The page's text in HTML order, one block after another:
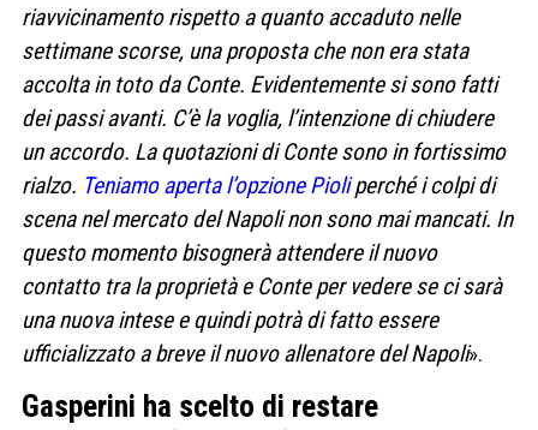
riavvicinamento rispetto a quanto accaduto nelle
settimane scorse, una proposta che non era stata
accolta in toto da Conte. Evidentemente si sono fatti
dei passi avanti. C’è la voglia, l’intenzione di chiudere
un accordo. La quotazioni di Conte sono in fortissimo
rialzo. Teniamo aperta l’opzione Pioliperché i colpi di
scena nel mercato del Napoli non sono mai mancati. In
questo momento bisognerà attendere il nuovo
contatto tra la proprietà e Conte per vedere se ci sarà
una nuova intese e quindi potrà di fatto essere
ufficializzato a breve il nuovo allenatore del Napoli».
Gasperini ha scelto di restare